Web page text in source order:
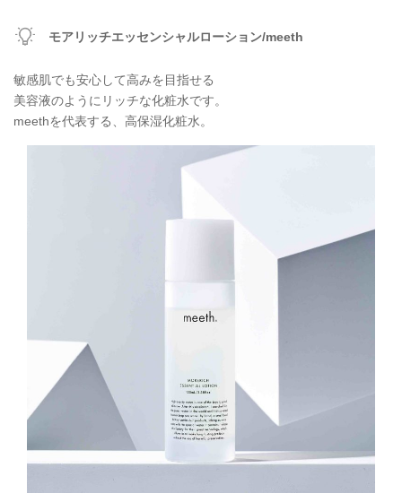
モアリッチエッセンシャルローション/meeth
敏感肌でも安心して高みを目指せる
美容液のようにリッチな化粧水です。
meethを代表する、高保湿化粧水。